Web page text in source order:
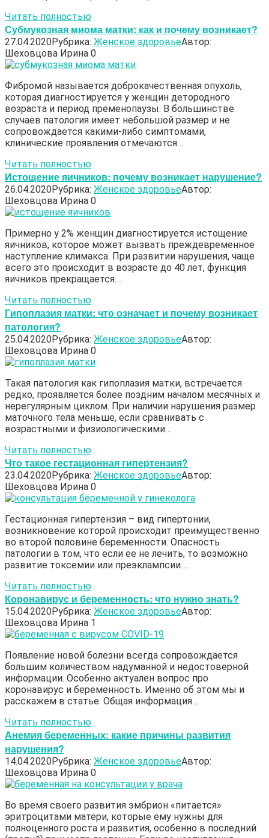
Читать полностью
Субмукозная миома матки: как и почему возникает?
27.04.2020Рубрика: Женское здоровьеАвтор:
Шеховцова Ирина 0
Фибромой называется доброкачественная опухоль,
которая диагностируется у женщин детородного
возраста и период пременопаузы. В большинстве
случаев патология имеет небольшой размер и не
сопровождается какими-либо симптомами,
клинические проявления отмечаются…
Читать полностью
Истощение яичников: почему возникает нарушение?
26.04.2020Рубрика: Женское здоровьеАвтор:
Шеховцова Ирина 0
Примерно у 2% женщин диагностируется истощение
яичников, которое может вызвать преждевременное
наступление климакса. При развитии нарушения, чаще
всего это происходит в возрасте до 40 лет, функция
яичников прекращается….
Читать полностью
Гипоплазия матки: что означает и почему возникает
патология?
25.04.2020Рубрика: Женское здоровьеАвтор:
Шеховцова Ирина 0
Такая патология как гипоплазия матки, встречается
редко, проявляется более поздним началом месячных и
нерегулярным циклом. При наличии нарушения размер
маточного тела меньше, если сравнивать с
возрастными и физиологическими…
Читать полностью
Что такое гестационная гипертензия?
23.04.2020Рубрика: Женское здоровьеАвтор:
Шеховцова Ирина 0
Гестационная гипертензия – вид гипертонии,
возникновение которой происходит преимущественно
во второй половине беременности. Опасность
патологии в том, что если ее не лечить, то возможно
развитие токсемии или преэклампсии….
Читать полностью
Коронавирус и беременность: что нужно знать?
15.04.2020Рубрика: Женское здоровьеАвтор:
Шеховцова Ирина 1
Появление новой болезни всегда сопровождается
большим количеством надуманной и недостоверной
информации. Особенно актуален вопрос про
коронавирус и беременность. Именно об этом мы и
расскажем в статье. Общая информация…
Читать полностью
Анемия беременных: какие причины развития
нарушения?
14.04.2020Рубрика: Женское здоровьеАвтор:
Шеховцова Ирина 0
Во время своего развития эмбрион «питается»
эритроцитами матери, которые ему нужны для
полноценного роста и развития, особенно в последний